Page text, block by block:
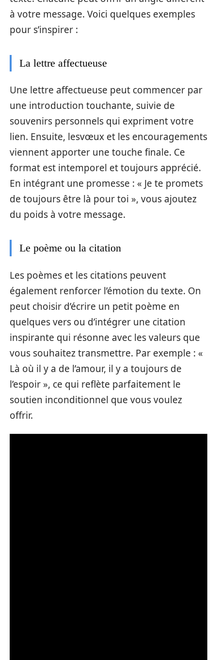
à votre message. Voici quelques exemples
pour s’inspirer :
La lettre affectueuse
Une lettre affectueuse peut commencer par
une introduction touchante, suivie de
souvenirs personnels qui expriment votre
lien. Ensuite, lesvœux et les encouragements
viennent apporter une touche finale. Ce
format est intemporel et toujours apprécié.
En intégrant une promesse : « Je te promets
de toujours être là pour toi », vous ajoutez
du poids à votre message.
Le poème ou la citation
Les poèmes et les citations peuvent
également renforcer l’émotion du texte. On
peut choisir d’écrire un petit poème en
quelques vers ou d’intégrer une citation
inspirante qui résonne avec les valeurs que
vous souhaitez transmettre. Par exemple : «
Là où il y a de l’amour, il y a toujours de
l’espoir », ce qui reflète parfaitement le
soutien inconditionnel que vous voulez
offrir.